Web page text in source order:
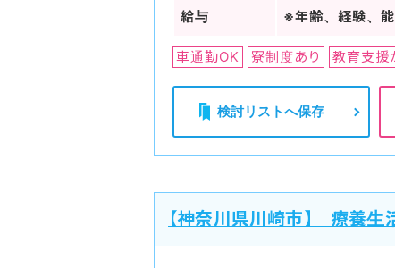
給与 ※年齢、経験、能
車通勤OK 寮制度あり 教育支援
検討リストへ保存
【神奈川県川崎市】 療養生